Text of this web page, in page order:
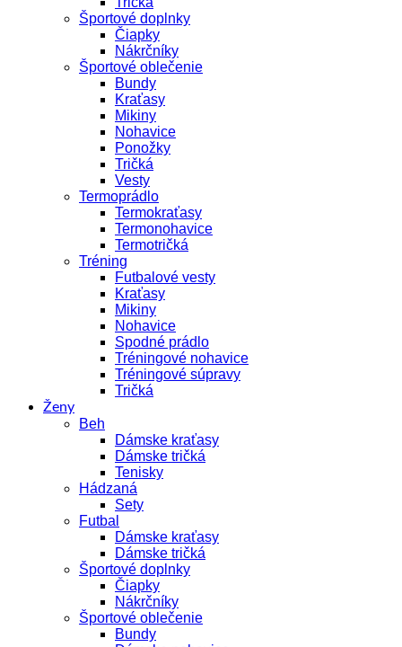
Športové doplnky
Čiapky
Nákrčníky
Športové oblečenie
Bundy
Kraťasy
Mikiny
Nohavice
Ponožky
Tričká
Vesty
Termoprádlo
Termokraťasy
Termonohavice
Termotričká
Tréning
Futbalové vesty
Kraťasy
Mikiny
Nohavice
Spodné prádlo
Tréningové nohavice
Tréningové súpravy
Tričká
Ženy
Beh
Dámske kraťasy
Dámske tričká
Tenisky
Hádzaná
Sety
Futbal
Dámske kraťasy
Dámske tričká
Športové doplnky
Čiapky
Nákrčníky
Športové oblečenie
Bundy